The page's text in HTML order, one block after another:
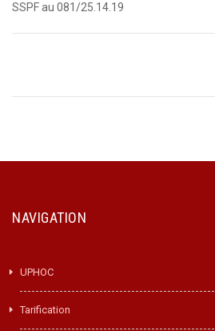
SSPF au 081/25.14.19
NAVIGATION
UPHOC
Tarification